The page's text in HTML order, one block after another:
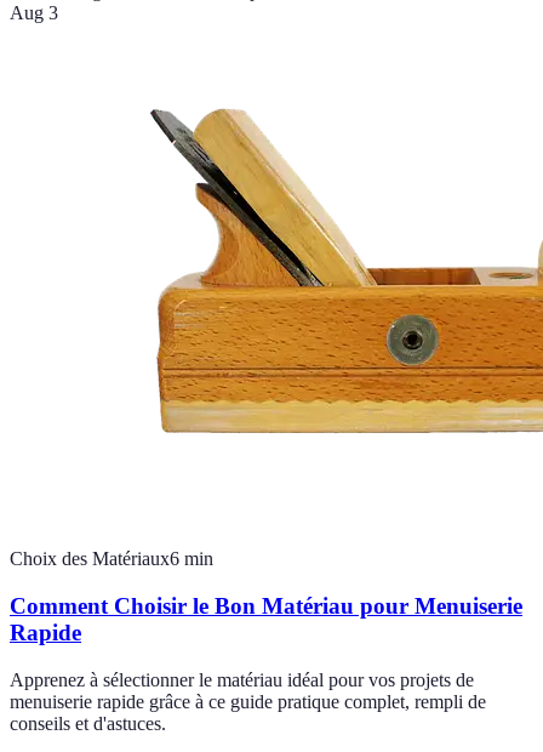
Aug 3
Choix des Matériaux6 min
Comment Choisir le Bon Matériau pour Menuiserie
Rapide
Apprenez à sélectionner le matériau idéal pour vos projets de
menuiserie rapide grâce à ce guide pratique complet, rempli de
conseils et d'astuces.